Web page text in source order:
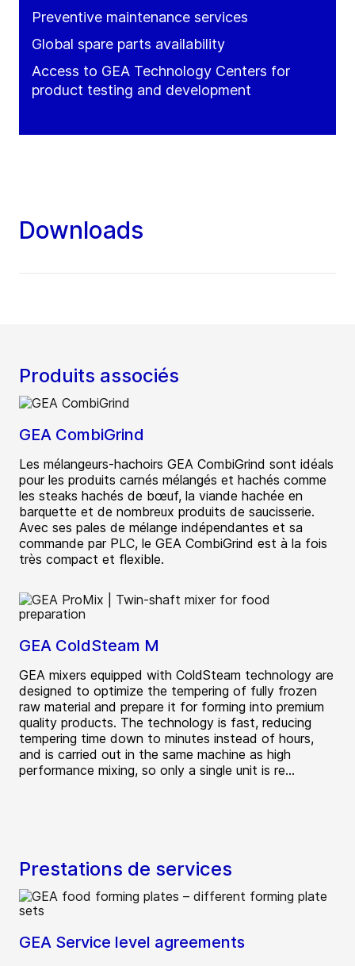
Preventive maintenance services
Global spare parts availability
Access to GEA Technology Centers for
product testing and development
Downloads
Produits associés
GEA CombiGrind
Les mélangeurs-hachoirs GEA CombiGrind sont idéals
pour les produits carnés mélangés et hachés comme
les steaks hachés de bœuf, la viande hachée en
barquette et de nombreux produits de saucisserie.
Avec ses pales de mélange indépendantes et sa
commande par PLC, le GEA CombiGrind est à la fois
très compact et flexible.
GEA ColdSteam M
GEA mixers equipped with ColdSteam technology are
designed to optimize the tempering of fully frozen
raw material and prepare it for forming into premium
quality products. The technology is fast, reducing
tempering time down to minutes instead of hours,
and is carried out in the same machine as high
performance mixing, so only a single unit is re...
Prestations de services
GEA Service level agreements